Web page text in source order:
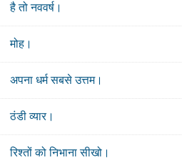
है तो नववर्ष।
मोह।
अपना धर्म सबसे उत्तम।
ठंडी व्यार।
रिश्तों को निभाना सीखो।